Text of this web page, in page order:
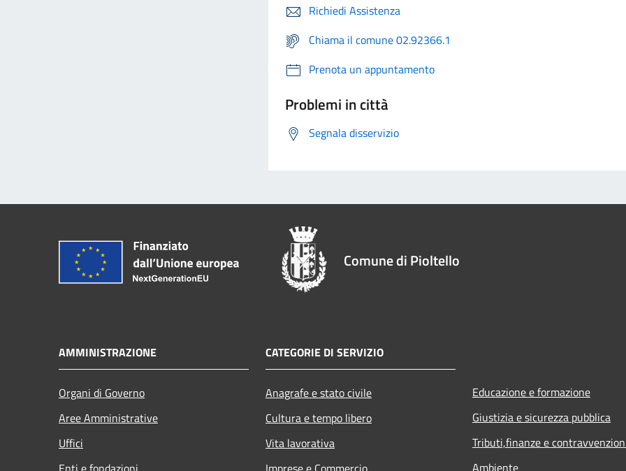
Richiedi Assistenza
Chiama il comune 02.92366.1
Prenota un appuntamento
Problemi in città
Segnala disservizio
Comune di Pioltello
AMMINISTRAZIONE
Organi di Governo
Aree Amministrative
Uffici
CATEGORIE DI SERVIZIO
Anagrafe e stato civile
Cultura e tempo libero
Vita lavorativa
Educazione e formazione
Giustizia e sicurezza pubblica
Tributi,finanze e
Ambiente